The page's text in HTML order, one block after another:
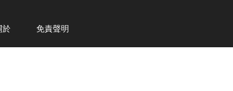
於 免責聲明